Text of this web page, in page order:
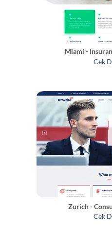
Miami -
Cek
Zurich -
Cek